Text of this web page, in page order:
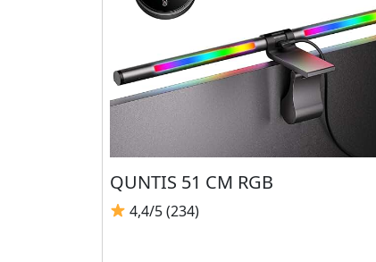
QUNTIS 51 CM RGB
4,4/5 (234)